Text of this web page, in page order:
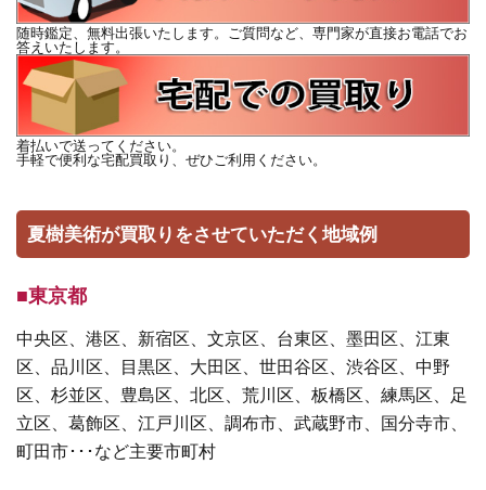
随時鑑定、無料出張いたします。ご質問など、専門家が直接お電話でお
答えいたします。
着払いで送ってください。
手軽で便利な宅配買取り、ぜひご利用ください。
夏樹美術が買取りをさせていただく地域例
■東京都
中央区、港区、新宿区、文京区、台東区、墨田区、江東
区、品川区、目黒区、大田区、世田谷区、渋谷区、中野
区、杉並区、豊島区、北区、荒川区、板橋区、練馬区、足
立区、葛飾区、江戸川区、調布市、武蔵野市、国分寺市、
町田市･･･など主要市町村